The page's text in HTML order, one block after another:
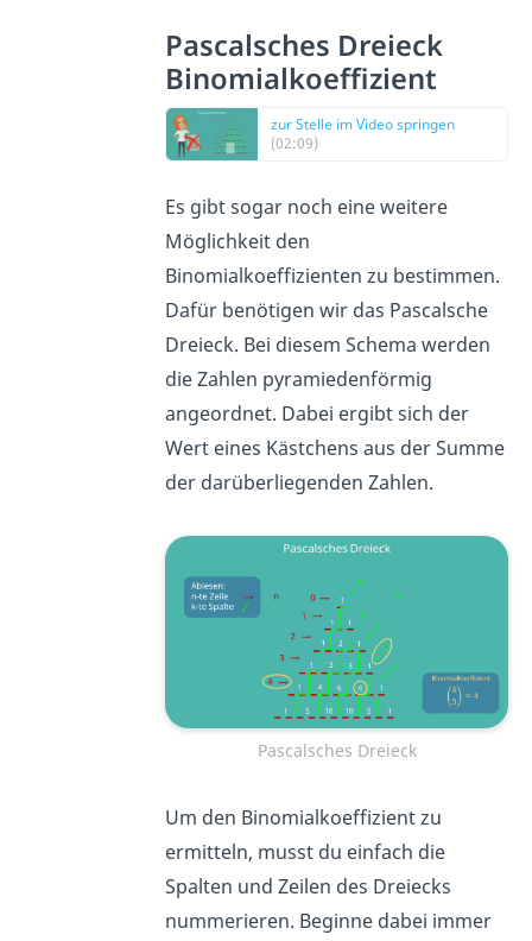
Pascalsches Dreieck
Binomialkoeffizient
zur Stelle im Video springen
(02:09)
Es gibt sogar noch eine weitere
Möglichkeit den
Binomialkoeffizienten zu bestimmen.
Dafür benötigen wir das Pascalsche
Dreieck. Bei diesem Schema werden
die Zahlen pyramiedenförmig
angeordnet. Dabei ergibt sich der
Wert eines Kästchens aus der Summe
der darüberliegenden Zahlen.
Pascalsches Dreieck
Um den Binomialkoeffizient zu
ermitteln, musst du einfach die
Spalten und Zeilen des Dreiecks
nummerieren. Beginne dabei immer